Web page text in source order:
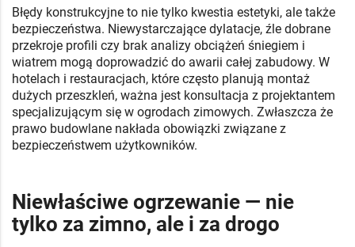
Błędy konstrukcyjne to nie tylko kwestia estetyki, ale także
bezpieczeństwa. Niewystarczające dylatacje, źle dobrane
przekroje profili czy brak analizy obciążeń śniegiem i
wiatrem mogą doprowadzić do awarii całej zabudowy. W
hotelach i restauracjach, które często planują montaż
dużych przeszkleń, ważna jest konsultacja z projektantem
specjalizującym się w ogrodach zimowych. Zwłaszcza że
prawo budowlane nakłada obowiązki związane z
bezpieczeństwem użytkowników.
Niewłaściwe ogrzewanie — nie
tylko za zimno, ale i za drogo